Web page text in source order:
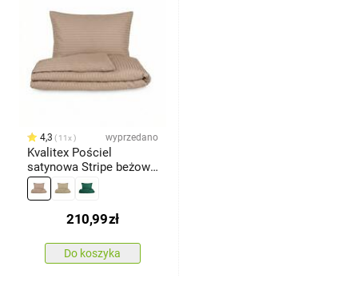
4,3 11x wyprzedano
Kvalitex Pościel
satynowa Stripe beżowy,
140 x 200 cm, 70 x 90
cm
210,99zł
Do koszyka